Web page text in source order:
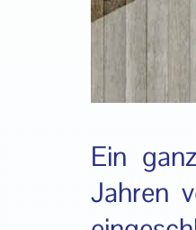
Ein
Jahren